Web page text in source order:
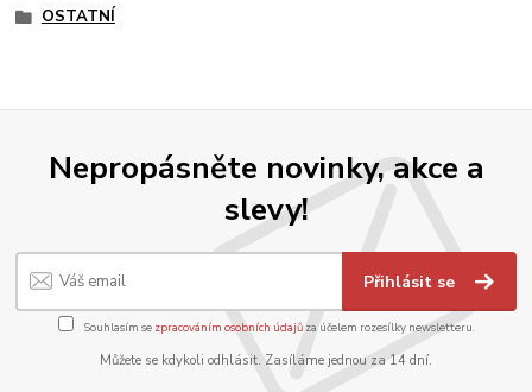
OSTATNÍ
Nepropásněte novinky, akce a
slevy!
Přihlásit se
Souhlasím se zpracováním osobních údajůza účelem rozesílky newsletteru.
Můžete se kdykoli odhlásit. Zasíláme jednou za 14 dní.